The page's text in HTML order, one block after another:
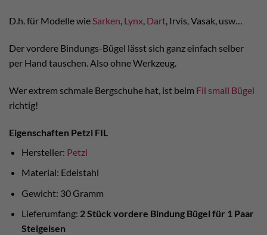
D.h. für Modelle wieSarken, Lynx, Dart, Irvis, Vasak, usw…
Der vordere Bindungs-Bügel lässt sich ganz einfach selber
per Hand tauschen. Also ohne Werkzeug.
Wer extrem schmale Bergschuhe hat, ist beim Fil small Bügel
richtig!
Eigenschaften Petzl FIL
Hersteller: Petzl
Material: Edelstahl
Gewicht: 30 Gramm
Lieferumfang: 2 Stück vordere Bindung Bügel für 1 Paar
Steigeisen